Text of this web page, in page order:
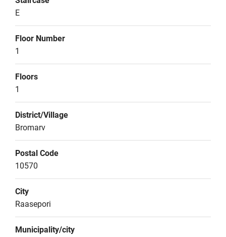
E
Floor Number
1
Floors
1
District/Village
Bromarv
Postal Code
10570
City
Raasepori
Municipality/city